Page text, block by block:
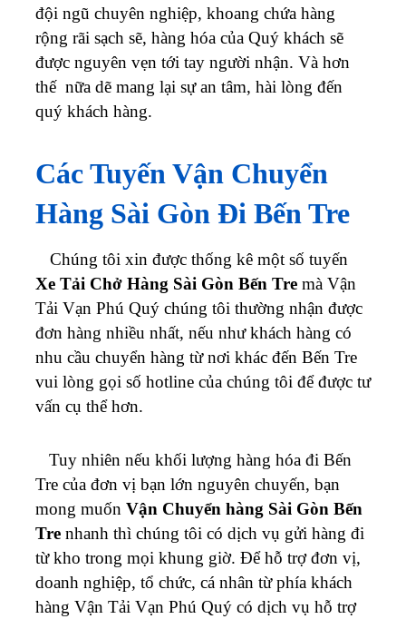
đội ngũ chuyên nghiệp, khoang chứa hàng
rộng rãi sạch sẽ, hàng hóa của Quý khách sẽ
được nguyên vẹn tới tay người nhận. Và hơn
thế nữa dẽ mang lại sự an tâm, hài lòng đến
quý khách hàng.
Các Tuyến Vận Chuyển
Hàng Sài Gòn Đi Bến Tre
Chúng tôi xin được thống kê một số tuyến
Xe Tải Chở Hàng Sài Gòn Bến Tre mà Vận
Tải Vạn Phú Quý chúng tôi thường nhận được
đơn hàng nhiều nhất, nếu như khách hàng có
nhu cầu chuyển hàng từ nơi khác đến Bến Tre
vui lòng gọi số hotline của chúng tôi để được tư
vấn cụ thể hơn.
Tuy nhiên nếu khối lượng hàng hóa đi Bến
Tre của đơn vị bạn lớn nguyên chuyến, bạn
mong muốn Vận Chuyển hàng Sài Gòn Bến
Tre nhanh thì chúng tôi có dịch vụ gửi hàng đi
từ kho trong mọi khung giờ. Để hỗ trợ đơn vị,
doanh nghiệp, tổ chức, cá nhân từ phía khách
hàng Vận Tải Vạn Phú Quý có dịch vụ hỗ trợ